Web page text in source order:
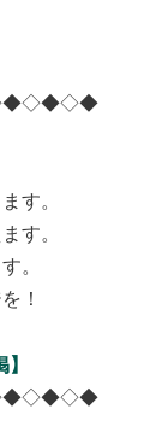
す。
す。
。
！